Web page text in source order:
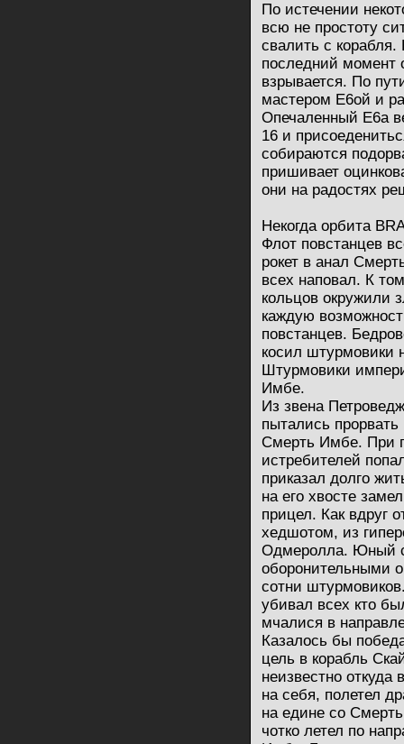
По истечении
всю не простоту
свалить с
последний момент
взрывается. По
мастером Е6ой и
Опечаленный Е6а
16 и
собираются
пришивает
они на радостях
Некогда орбита
Флот повстанцев
рокет в анал
всех наповал. К
кольцов окружили
каждую
повстанцев.
косил штурмовики
Штурмовики
Имбе.
Из звена
пытались прорвать
Смерть Имбе. При
истребителей
приказал долго
на его хвосте
прицел. Как вдруг
хедшотом, из
Одмеролла. Юный
оборонительными
сотни
убивал всех кто
мчалися в
Казалось бы
цель в корабль
неизвестно откуда
на себя, полетел
на едине со
чотко летел по